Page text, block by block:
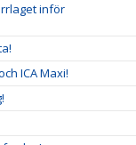
inför
ICA Maxi!